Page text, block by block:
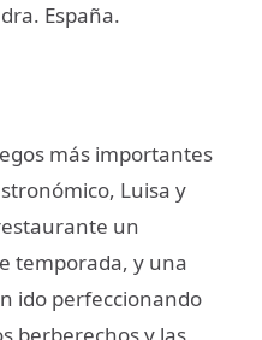
España.
más importantes
Luisa y
un
temporada, y una
ido perfeccionando
berberechos y las